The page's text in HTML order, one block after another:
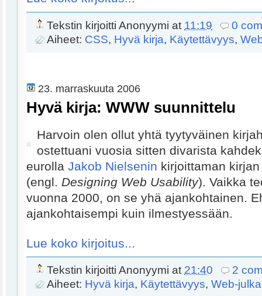
Tekstin kirjoitti Anonyymi at 11:19
0
Aiheet: CSS, Hyvä kirja, Käytettävyys,
23. marraskuuta 2006
Hyvä kirja: WWW suunnittelu
Harvoin olen ollut yhtä tyytyväinen
ostettuani vuosia sitten divarista
eurolla Jakob Nielsenin kirjoittaman
(engl. Designing Web Usability). Vaikka
vuonna 2000, on se yhä ajankohtainen.
ajankohtaisempi kuin ilmestyessään.
Lue koko kirjoitus...
Tekstin kirjoitti Anonyymi at 21:40
2
Aiheet: Hyvä kirja, Käytettävyys, Web-